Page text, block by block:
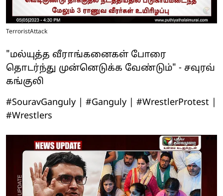
TerroristAttack
"மல்யுத்த வீராங்கனைகள் போரை
தொடர்ந்து முன்னெடுக்க வேண்டும்" - சவுரவ்
கங்குலி
#SouravGanguly | #Ganguly | #WrestlerProtest |
#Wrestlers